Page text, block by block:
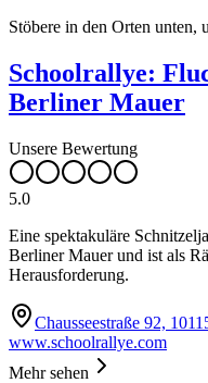
Stöbere in den Orten unten,
Schoolrallye:
Berliner Mauer
Unsere Bewertung
5.0
Eine spektakuläre
Berliner Mauer und ist als
Herausforderung.
Chausseestraße 92,
www.schoolrallye.com
Mehr sehen